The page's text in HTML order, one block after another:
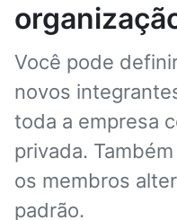
Você pode
novos
toda a empresa
privada.
os membros
padrão.